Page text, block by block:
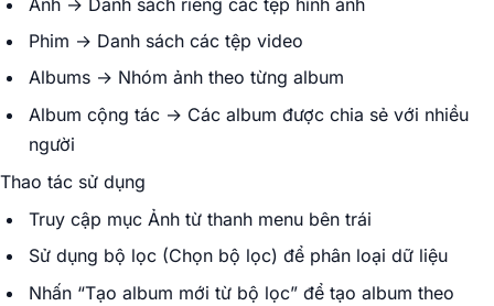
Phim → Danh sách các tệp video
Albums → Nhóm ảnh theo từng album
Album cộng tác → Các album được chia sẻ với nhiều
người
Thao tác sử dụng
Truy cập mục Ảnh từ thanh menu bên trái
Sử dụng bộ lọc (Chọn bộ lọc) để phân loại dữ liệu
Nhấn “Tạo album mới từ bộ lọc” để tạo album theo